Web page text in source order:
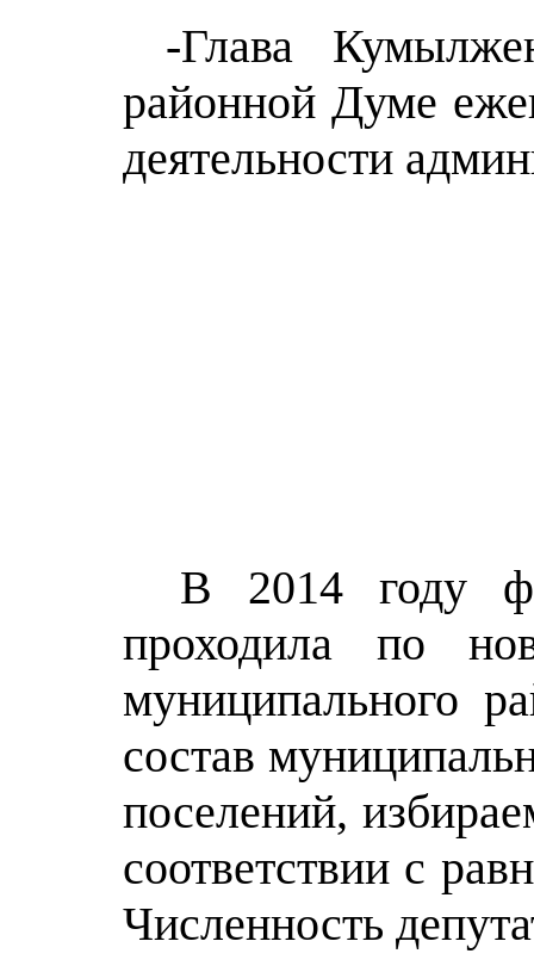
-Глава
районной Думе
деятельности
В 2014 году
проходила по
муниципального
состав
поселений,
соответствии с
Численность